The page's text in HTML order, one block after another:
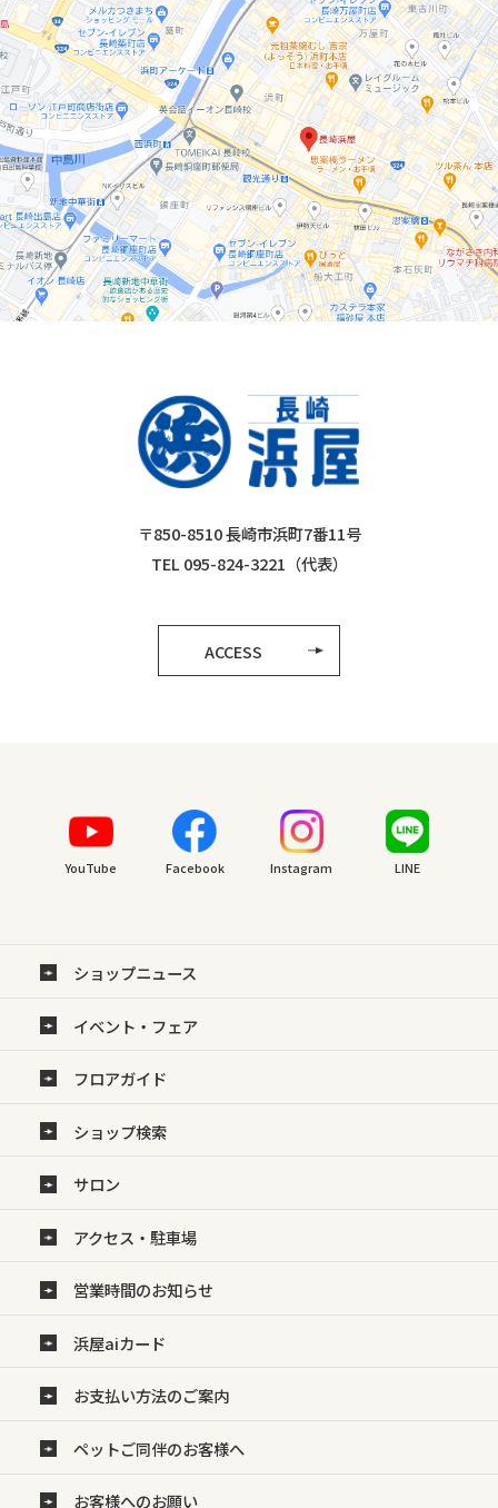
〒850-8510 長崎市浜町7番11号
TEL 095-824-3221（代表）
ACCESS
YouTube Facebook Instagram LINE
ショップニュース
イベント・フェア
フロアガイド
ショップ検索
サロン
アクセス・駐車場
営業時間のお知らせ
浜屋aiカード
お支払い方法のご案内
ペットご同伴のお客様へ
お客様へのお願い